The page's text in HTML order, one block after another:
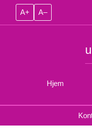
A+ A–
Hjem